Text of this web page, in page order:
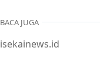
BACA JUGA
isekainews.id